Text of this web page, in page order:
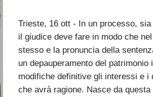
Trieste, 16 ott - In un processo,
il giudice deve fare in modo che
stesso e la pronuncia della
un depauperamento del
modifiche definitive gli interessi e
che avrà ragione. Nasce da